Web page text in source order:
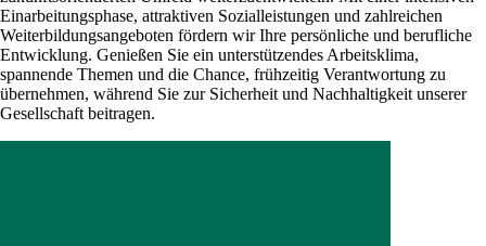
Einarbeitungsphase, attraktiven Sozialleistungen und zahlreichen
Weiterbildungsangeboten fördern wir Ihre persönliche und berufliche
Entwicklung. Genießen Sie ein unterstützendes Arbeitsklima,
spannende Themen und die Chance, frühzeitig Verantwortung zu
übernehmen, während Sie zur Sicherheit und Nachhaltigkeit unserer
Gesellschaft beitragen.